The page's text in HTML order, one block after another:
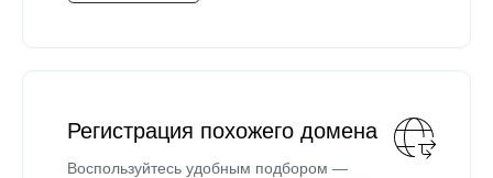
Регистрация похожего домена
Воспользуйтесь удобным подбором —